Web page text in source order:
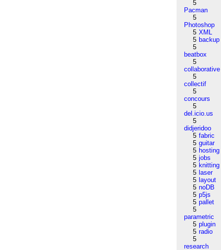
5
Pacman
5
Photoshop
5 XML
5 backup
5
beatbox
5
collaborative
5
collectif
5
concours
5
del.icio.us
5
didjeridoo
5 fabric
5 guitar
5 hosting
5 jobs
5 knitting
5 laser
5 layout
5 noDB
5 p5js
5 pallet
5
parametric
5 plugin
5 radio
5
research